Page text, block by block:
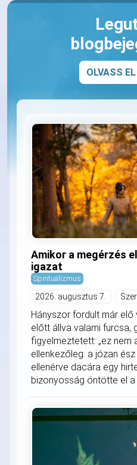
OLVASS
Amikor a megérzés
igazat
Spiritualizmus
2026. augusztus 7.
Hányszor fordult már
előtt állva valami furcsa,
figyelmeztetett: „ez nem
ellenkezőleg: a józan
ellenérve dacára egy
bizonyosság öntötte el a